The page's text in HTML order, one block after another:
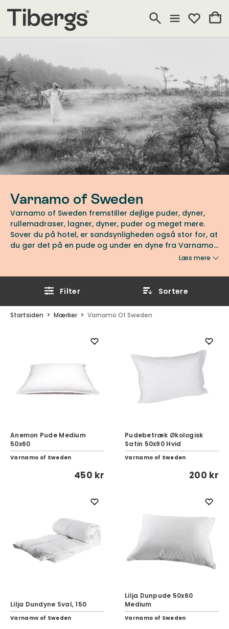
Varnamo of Sweden
Varnamo of Sweden fremstiller dejlige puder, dyner,
rullemadraser, lagner, dyner, puder og meget mere.
Sover du på hotel, er sandsynligheden også stor for, at
du gør det på en pude og under en dyne fra Varnamo
Læs mere
Filter Sortere
Startsiden Mærker Varnamo Of Sweden
Anemon Pude Medium
50x60
Varnamo of Sweden
450 kr
Pudebetræk Økologisk
Satin 50x90 Hvid
Varnamo of Sweden
200 kr
Lilja Dundyne Sval, 150
Varnamo of Sweden
Lilja Dunpude 50x60
Medium
Varnamo of Sweden